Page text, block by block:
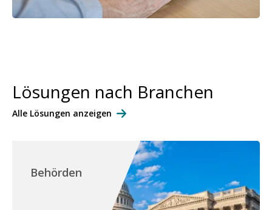
Lösungen nach Branchen
Alle Lösungen anzeigen
Behörden